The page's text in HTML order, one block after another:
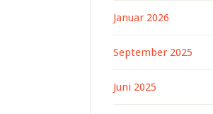
Januar 2026
September 2025
Juni 2025